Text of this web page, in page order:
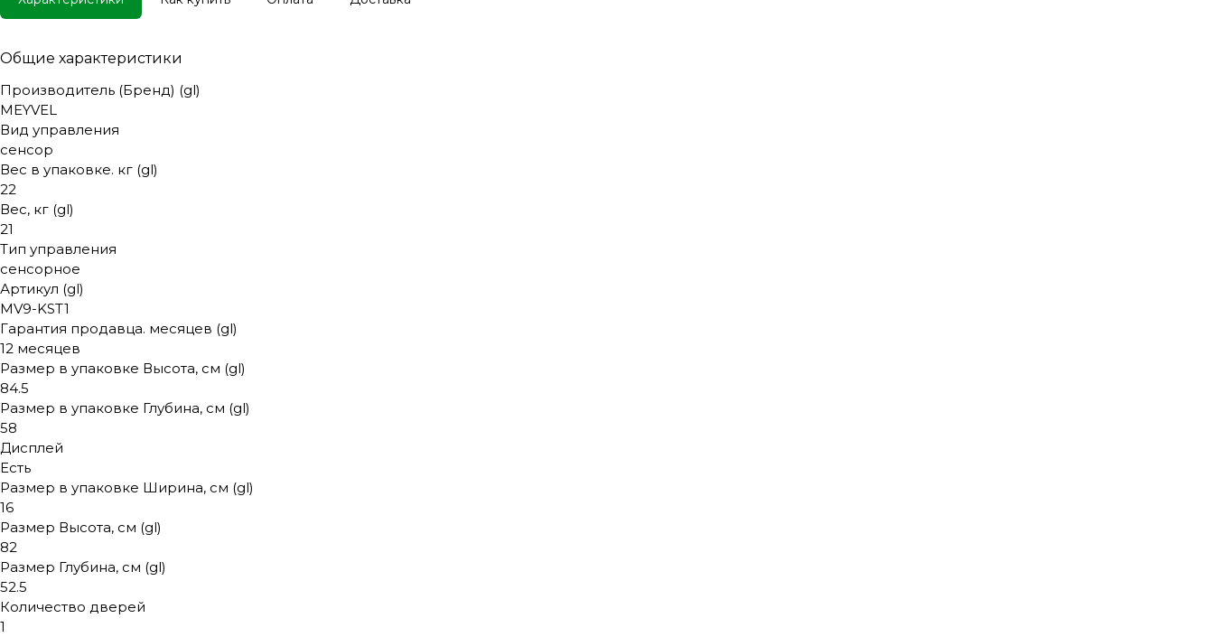
Общие характеристики
Производитель (Бренд) (gl)
MEYVEL
Вид управления
сенсор
Вес в упаковке. кг (gl)
22
Вес, кг (gl)
21
Тип управления
сенсорное
Артикул (gl)
MV9-KST1
Гарантия продавца. месяцев (gl)
12 месяцев
Размер в упаковке Высота, см (gl)
84.5
Размер в упаковке Глубина, см (gl)
58
Дисплей
Есть
Размер в упаковке Ширина, см (gl)
16
Размер Высота, см (gl)
82
Размер Глубина, см (gl)
52.5
Количество дверей
1